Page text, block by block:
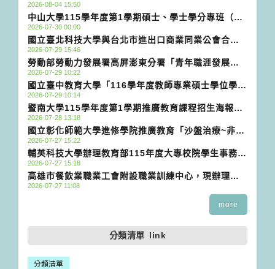
階)證照班(第2期)」推廣教育課程
2026-08-04 15:50
中山大學115學年度第1學期碩士、學士學分專班（隨
班附讀）將於115年8月10日截止收件公告資訊
2026-07-30 00:00
國立臺北科技大學與台北市進出口商業同業公會合作
辦理115年「數據分析師人才培育計畫」課程資訊
2026-07-29 15:46
勞動部勞動力發展署高屏澎東分署「青年職涯發展中
心」（YouthSalon，以下簡稱YS）115年8月活動
DM
2026-07-29 10:22
國立臺中教育大學「116學年度教師專業碩士學位學程
跨域創客教學班」招生說明會
2026-07-29 10:14
暨南大學115學年度第1學期推廣教育課程招生海報資
訊
2026-07-28 13:18
國立彰化師範大學進修學院推廣教育「沙盤治療~非語
言媒材於心理諮商與親子工作之應用」非學分班招生
簡章
2026-07-27 15:22
輔英科技大學辦理教育部115年度大專校院學生事務工
作計畫「社會情緒學習（SEL）與職涯角色融入」知
能研習議程
2026-07-27 15:18
高雄市餐飲業職業工會附設職業訓練中心，現辦理勞
動部勞動力發展署高屏澎東分署「青年專班職前訓練
2026-07-27 11:08
more
分類清單 link
分類清單